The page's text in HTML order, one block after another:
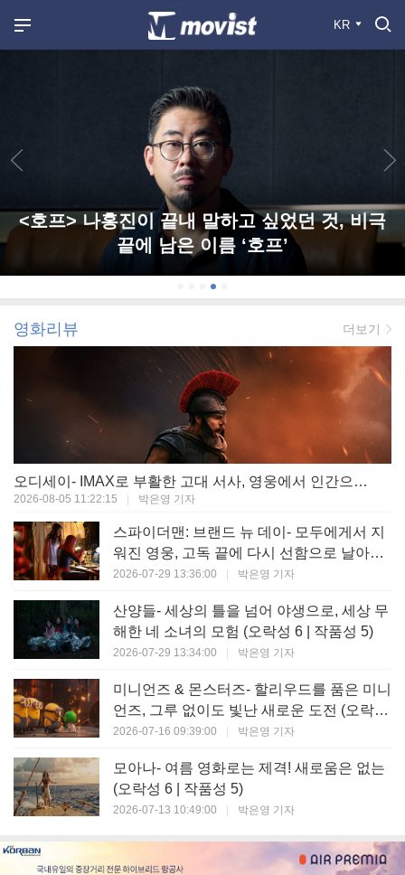
KR
<호프> 나홍진이 끝내 말하고 싶었던 것, 비극
끝에 남은 이름 ‘호프’
영화리뷰 더보기
오디세이- IMAX로 부활한 고대 서사, 영웅에서 인간으로의 귀환 (오락성 9 | 작품성 9)
2026-08-05 11:22:15 박은영 기자
스파이더맨: 브랜드 뉴 데이- 모두에게서 지
워진 영웅, 고독 끝에 다시 선함으로 날아오
르다 (오락성 8 | 작품성 8)
2026-07-29 13:36:00 박은영 기자
산양들- 세상의 틀을 넘어 야생으로, 세상 무
해한 네 소녀의 모험 (오락성 6 | 작품성 5)
2026-07-29 13:34:00 박은영 기자
미니언즈 & 몬스터즈- 할리우드를 품은 미니
언즈, 그루 없이도 빛난 새로운 도전 (오락성
7 | 작품성 6)
2026-07-16 09:39:00 박은영 기자
모아나- 여름 영화로는 제격! 새로움은 없는
(오락성 6 | 작품성 5)
2026-07-13 10:49:00 박은영 기자